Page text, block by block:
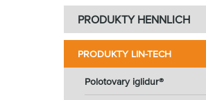
PRODUKTY HENNLICH
PRODUKTY LIN-TECH
Polotovary iglidur®